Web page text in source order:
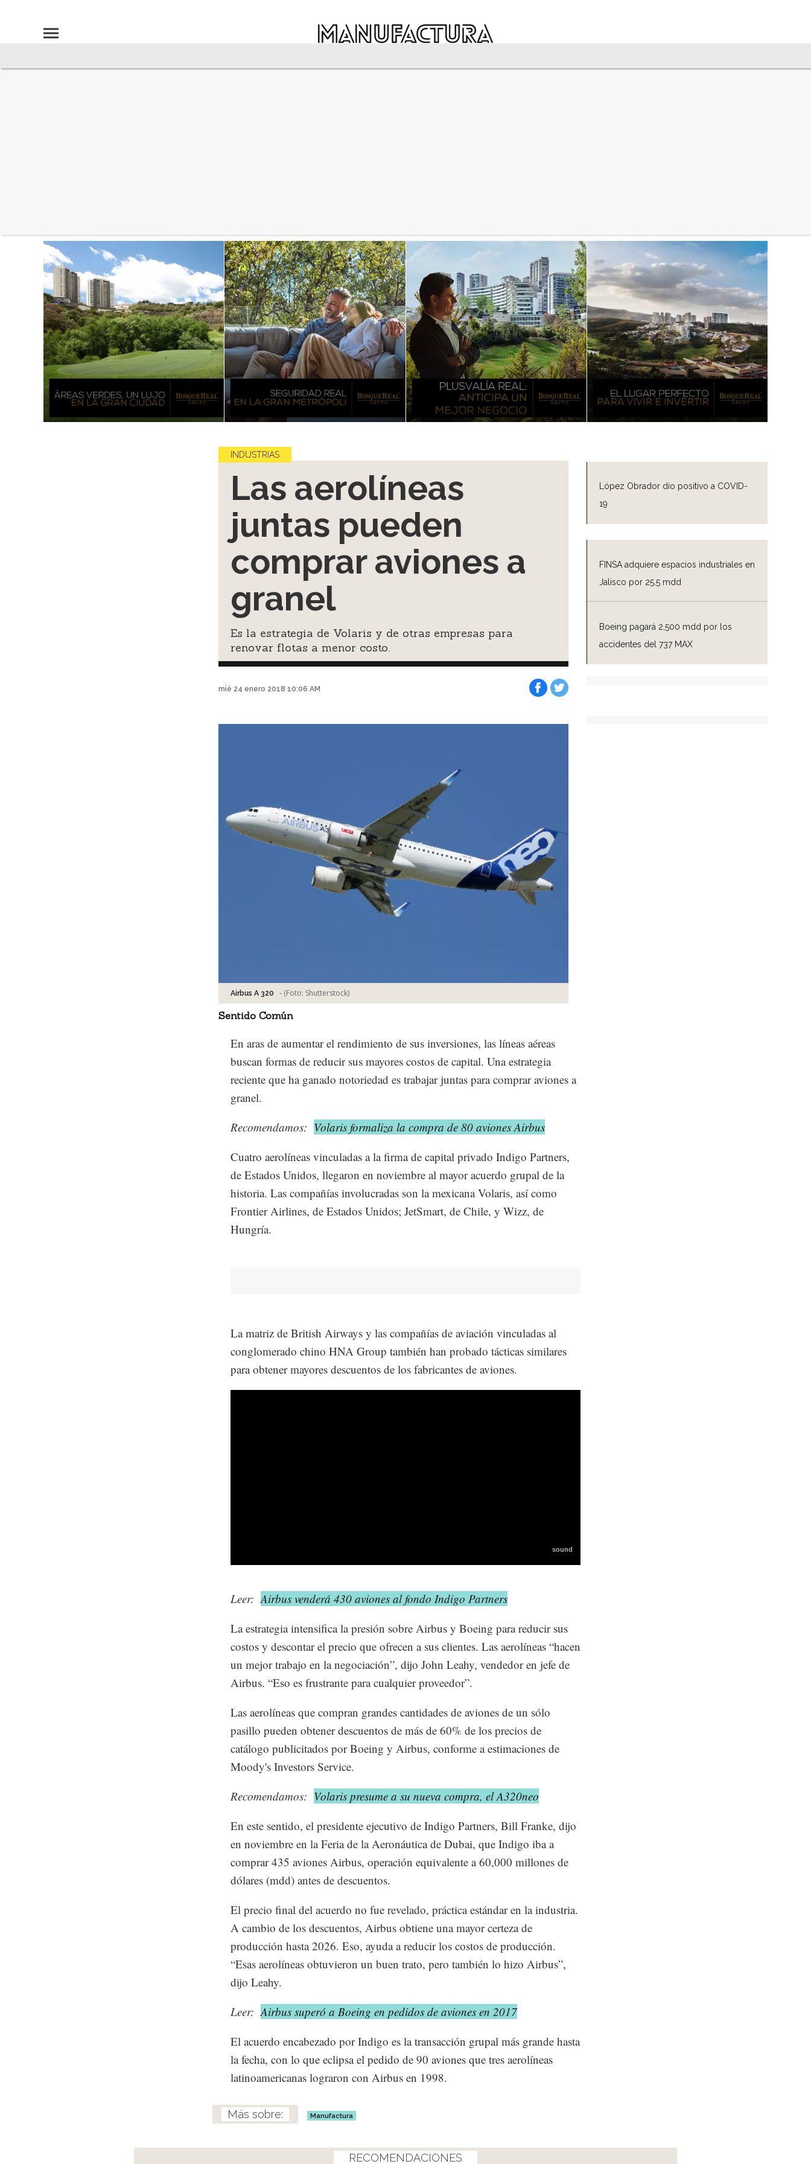
López Obrador dio positivo a COVID-
19
FINSA adquiere espacios industriales en
Jalisco por 25.5 mdd
Boeing pagará 2,500 mdd por los
accidentes del 737 MAX
INDUSTRIAS
Las aerolíneas
juntas pueden
comprar aviones a
granel
Es la estrategia de Volaris y de otras empresas para
renovar flotas a menor costo.
mié 24 enero 2018 10:06 AM
Airbus A 320 - (Foto: Shutterstock)
Sentido Común
En aras de aumentar el rendimiento de sus inversiones, las líneas aéreas
buscan formas de reducir sus mayores costos de capital. Una estrategia
reciente que ha ganado notoriedad es trabajar juntas para comprar aviones a
granel.
Recomendamos: Volaris formaliza la compra de 80 aviones Airbus
Cuatro aerolíneas vinculadas a la firma de capital privado Indigo Partners,
de Estados Unidos, llegaron en noviembre al mayor acuerdo grupal de la
historia. Las compañías involucradas son la mexicana Volaris, así como
Frontier Airlines, de Estados Unidos; JetSmart, de Chile, y Wizz, de
Hungría.
La matriz de British Airways y las compañías de aviación vinculadas al
conglomerado chino HNA Group también han probado tácticas similares
para obtener mayores descuentos de los fabricantes de aviones.
Leer: Airbus venderá 430 aviones al fondo Indigo Partners
La estrategia intensifica la presión sobre Airbus y Boeing para reducir sus
costos y descontar el precio que ofrecen a sus clientes. Las aerolíneas “hacen
un mejor trabajo en la negociación”, dijo John Leahy, vendedor en jefe de
Airbus. “Eso es frustrante para cualquier proveedor”.
Las aerolíneas que compran grandes cantidades de aviones de un sólo
pasillo pueden obtener descuentos de más de 60% de los precios de
catálogo publicitados por Boeing y Airbus, conforme a estimaciones de
Moody's Investors Service.
Recomendamos: Volaris presume a su nueva compra, el A320neo
En este sentido, el presidente ejecutivo de Indigo Partners, Bill Franke, dijo
en noviembre en la Feria de la Aeronáutica de Dubai, que Indigo iba a
comprar 435 aviones Airbus, operación equivalente a 60,000 millones de
dólares (mdd) antes de descuentos.
El precio final del acuerdo no fue revelado, práctica estándar en la industria.
A cambio de los descuentos, Airbus obtiene una mayor certeza de
producción hasta 2026. Eso, ayuda a reducir los costos de producción.
“Esas aerolíneas obtuvieron un buen trato, pero también lo hizo Airbus”,
dijo Leahy.
Leer: Airbus superó a Boeing en pedidos de aviones en 2017
El acuerdo encabezado por Indigo es la transacción grupal más grande hasta
la fecha, con lo que eclipsa el pedido de 90 aviones que tres aerolíneas
latinoamericanas lograron con Airbus en 1998.
Manufactura
RECOMENDACIONES